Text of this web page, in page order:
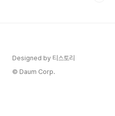
Designed by 티스토리
© Daum Corp.